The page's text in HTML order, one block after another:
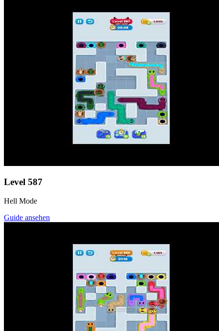
Level 587
Hell Mode
Guide ansehen